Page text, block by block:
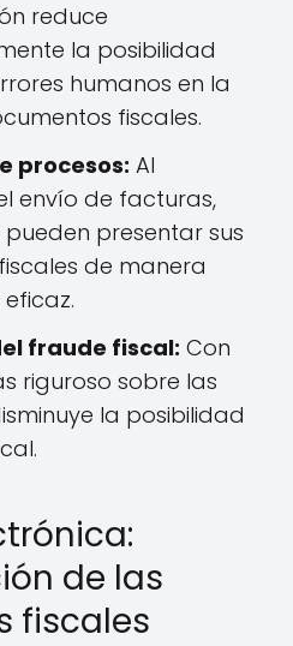
reduce
la posibilidad
humanos en la
fiscales.
procesos: Al
envío de facturas,
presentar sus
de manera
fraude fiscal: Con
riguroso sobre las
la posibilidad
de las
fiscales